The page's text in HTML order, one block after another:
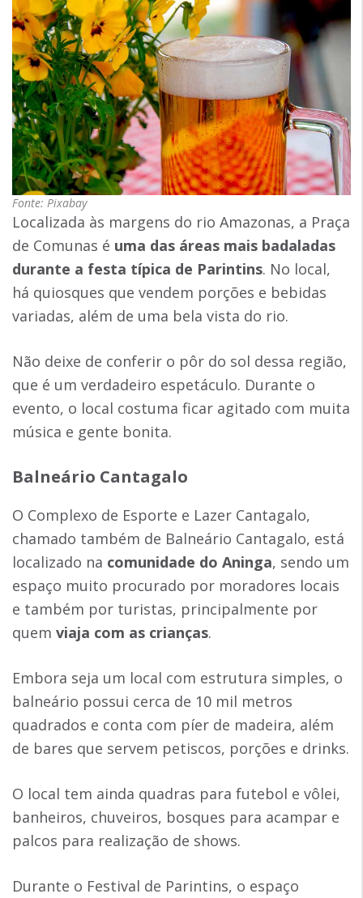
Fonte: Pixabay
Localizada às margens do rio Amazonas, a Praça
de Comunas é uma das áreas mais badaladas
durante a festa típica de Parintins. No local,
há quiosques que vendem porções e bebidas
variadas, além de uma bela vista do rio.
Não deixe de conferir o pôr do sol dessa região,
que é um verdadeiro espetáculo. Durante o
evento, o local costuma ficar agitado com muita
música e gente bonita.
Balneário Cantagalo
O Complexo de Esporte e Lazer Cantagalo,
chamado também de Balneário Cantagalo, está
localizado na comunidade do Aninga, sendo um
espaço muito procurado por moradores locais
e também por turistas, principalmente por
quem viaja com as crianças.
Embora seja um local com estrutura simples, o
balneário possui cerca de 10 mil metros
quadrados e conta com píer de madeira, além
de bares que servem petiscos, porções e drinks.
O local tem ainda quadras para futebol e vôlei,
banheiros, chuveiros, bosques para acampar e
palcos para realização de shows.
Durante o Festival de Parintins, o espaço